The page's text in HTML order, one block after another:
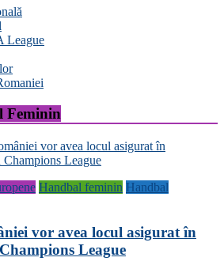
League
Feminin
Handbal feminin Handbal
vor avea locul asigurat în
League